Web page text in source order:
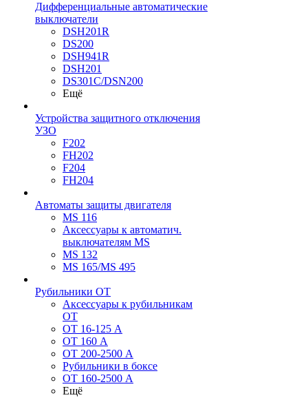
Дифференциальные автоматические
выключатели
DSH201R
DS200
DSH941R
DSH201
DS301C/DSN200
Ещё
Устройства защитного отключения
УЗО
F202
FH202
F204
FH204
Автоматы защиты двигателя
MS 116
Аксессуары к автоматич.
выключателям MS
MS 132
MS 165/MS 495
Рубильники ОТ
Аксессуары к рубильникам
OT
OT 16-125 А
OT 160 А
OT 200-2500 А
Рубильники в боксе
OT 160-2500 А
Ещё